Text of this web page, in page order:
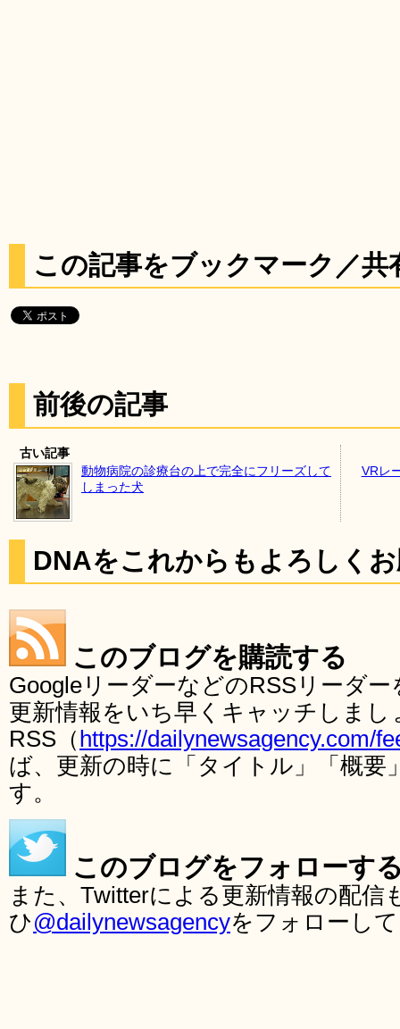
この記事をブックマーク／共
前後の記事
古い記事
動物病院の診療台の上で完全にフリーズして
しまった犬
VRレ
DNAをこれからもよろしく
このブログを購読する
GoogleリーダーなどのRSSリーダ
更新情報をいち早くキャッチしま
RSS（ https://dailynewsagency.com/
ば、更新の時に「タイトル」「概要
す。
このブログをフォローす
また、Twitterによる更新情報の配
ひ@dailynewsagencyをフォローし